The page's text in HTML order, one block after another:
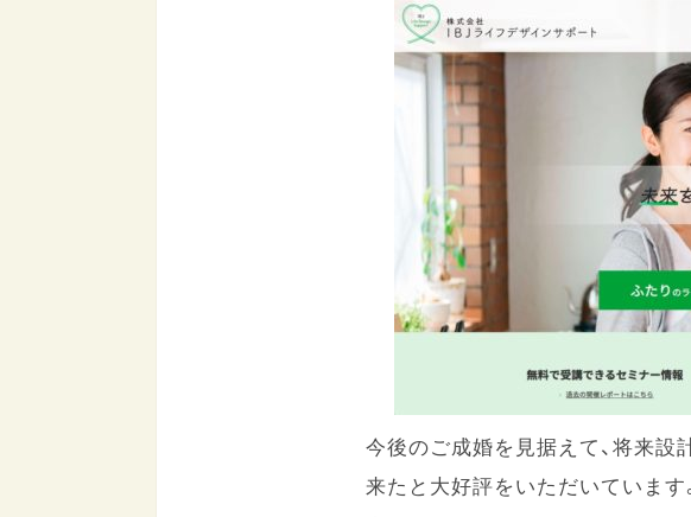
今後のご成婚を見据えて、将来設
来たと大好評をいただいていま